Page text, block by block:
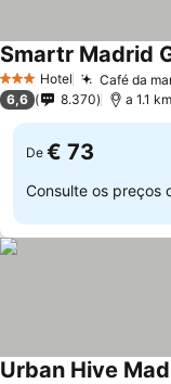
3 EstrelasHotel Café da
Smartr Madrid
6,6 8.370 a 1.1
De € 73
Consulte os preços
Urban Hive